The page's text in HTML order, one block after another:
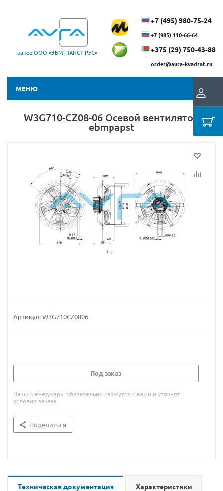
ранее ООО «ЭБМ‑ПАПСТ РУС»
+7 (495) 980-75-24
+7 (985) 110-66-64
+375 (29) ​750-43-88
order@aura-kvadrat.ru
МЕНЮ
W3G710-CZ08-06 Осевой вентилятор
ebmpapst
Артикул:W3G710CZ0806
Под заказ
Наши менеджеры обязательно свяжутся с вами и уточнят
условия заказа
Поделиться
Техническая документация Характеристики